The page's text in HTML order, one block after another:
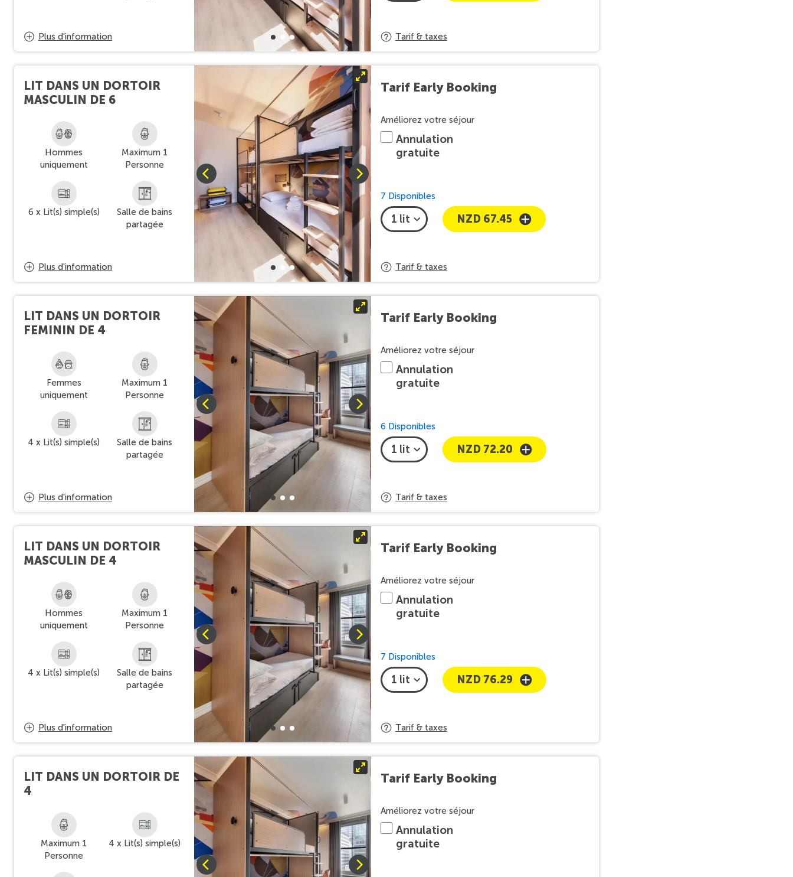
Plus d'information Tarif & taxes
LIT DANS UN DORTOIR
MASCULIN DE 6
Hommes
uniquement
Maximum 1
Personne
6 x Lit(s) simple(s)
Salle de bains
partagée
Plus d'information
Améliorez votre séjour
Tarif Early Booking
Annulation
gratuite
7 Disponibles
NZD 67.45
Tarif & taxes
LIT DANS UN DORTOIR
FEMININ DE 4
Femmes
uniquement
Maximum 1
Personne
4 x Lit(s) simple(s)
Salle de bains
partagée
Plus d'information
Améliorez votre séjour
Tarif Early Booking
Annulation
gratuite
6 Disponibles
NZD 72.20
Tarif & taxes
LIT DANS UN DORTOIR
MASCULIN DE 4
Hommes
uniquement
Maximum 1
Personne
4 x Lit(s) simple(s)
Salle de bains
partagée
Plus d'information
Améliorez votre séjour
Tarif Early Booking
Annulation
gratuite
7 Disponibles
NZD 76.29
Tarif & taxes
LIT DANS UN DORTOIR DE
4
Maximum 1
Personne
4 x Lit(s) simple(s)
Améliorez votre séjour
Tarif Early Booking
Annulation
gratuite